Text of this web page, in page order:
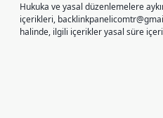
Hukuka ve yasal düzenlemelere
içerikleri,
halinde, ilgili içerikler yasal süre